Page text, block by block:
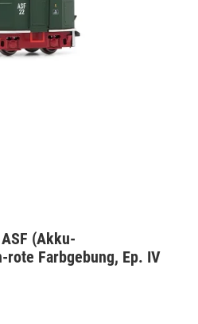
(Akku-
Farbgebung, Ep. IV